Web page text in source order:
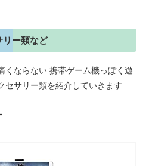
リー類など
くならない 携帯ゲーム機っぽく遊
セサリー類を紹介していきます